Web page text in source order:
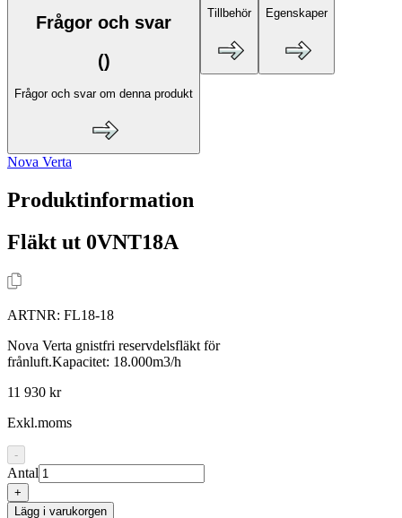
Frågor och svar
()
Frågor och svar om denna produkt
Tillbehör Egenskaper
Nova Verta
Produktinformation
Fläkt ut 0VNT18A
ARTNR: FL18-18
Nova Verta gnistfri reservdelsfläkt för
frånluft.Kapacitet: 18.000m3/h
11 930 kr
Exkl.moms
-
Antal
+
Lägg i varukorgen